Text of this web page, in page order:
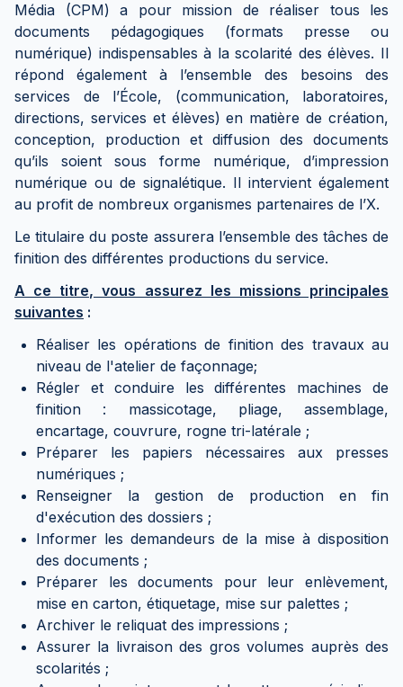
Média (CPM) a pour mission de réaliser tous les
documents pédagogiques (formats presse ou
numérique) indispensables à la scolarité des élèves. Il
répond également à l’ensemble des besoins des
services de l’École, (communication, laboratoires,
directions, services et élèves) en matière de création,
conception, production et diffusion des documents
qu’ils soient sous forme numérique, d’impression
numérique ou de signalétique. Il intervient également
au profit de nombreux organismes partenaires de l’X.
Le titulaire du poste assurera l’ensemble des tâches de
finition des différentes productions du service.
A ce titre, vous assurez les missions principales
suivantes :
Réaliser les opérations de finition des travaux au
niveau de l'atelier de façonnage;
Régler et conduire les différentes machines de
finition : massicotage, pliage, assemblage,
encartage, couvrure, rogne tri-latérale ;
Préparer les papiers nécessaires aux presses
numériques ;
Renseigner la gestion de production en fin
d'exécution des dossiers ;
Informer les demandeurs de la mise à disposition
des documents ;
Préparer les documents pour leur enlèvement,
mise en carton, étiquetage, mise sur palettes ;
Archiver le reliquat des impressions ;
Assurer la livraison des gros volumes auprès des
scolarités ;